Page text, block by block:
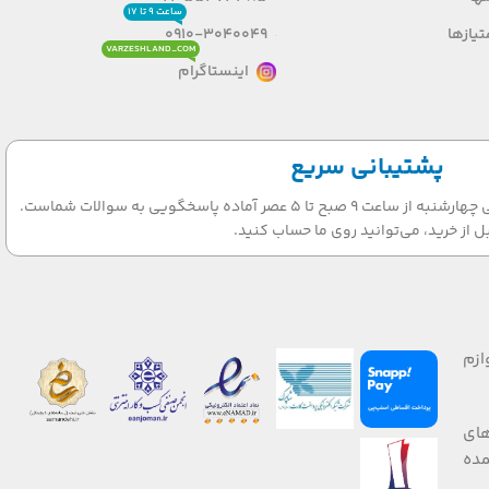
0910-3040049
ساعت ۹ تا ۱۷
اینستاگرام
VARZESHLAND_COM
پشتیبانی سریع
تیم پشتیبانی ما در روزهای شنبه الی چهارشنبه از ساعت 9 صبح تا 5 عصر آماده پاسخگویی به سوالات شماست.
از خرید، می‌توانید روی ما حساب کنید.
عمده